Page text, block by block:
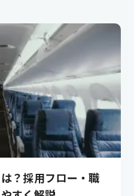
？採用フロー・職